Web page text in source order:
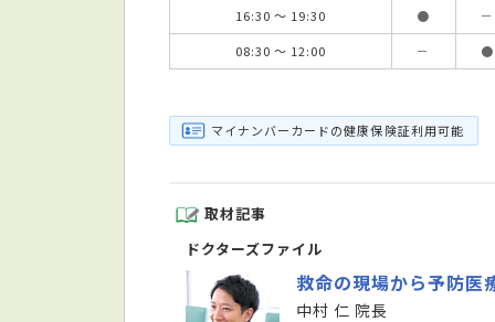
16:30 ～ 19:30
●
－
08:30 ～ 12:00
－ ●
マイナンバーカードの健康保険証利用可能
取材記事
ドクターズファイル
救命の現場から予防医
中村 仁 院長